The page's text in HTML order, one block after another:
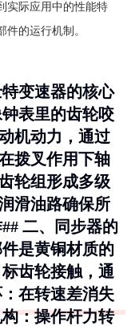
实际应用中的性能特
的运行机制。
变速器的核心
表里的齿轮咬
机动力，通过
拨叉作用下轴
轮组 形成多级
滑油路确保所
二、同步器的
是黄铜材质的
标齿轮接触，通
：在转速差消失
：操作杆力转